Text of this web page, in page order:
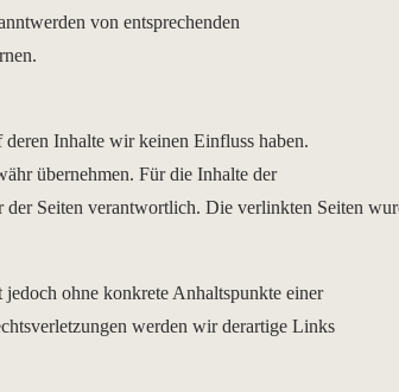
von entsprechenden
Inhalte wir keinen Einfluss haben.
übernehmen. Für die Inhalte der
Seiten verantwortlich. Die verlinkten Seiten
ohne konkrete Anhaltspunkte einer
werden wir derartige Links